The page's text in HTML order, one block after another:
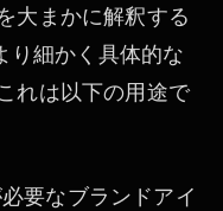
大まかに解釈する
り細かく具体的な
れは以下の用途で
要なブランドアイ